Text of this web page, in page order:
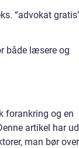
“advokat
både læsere og
forankring og en
artikel har
man bør